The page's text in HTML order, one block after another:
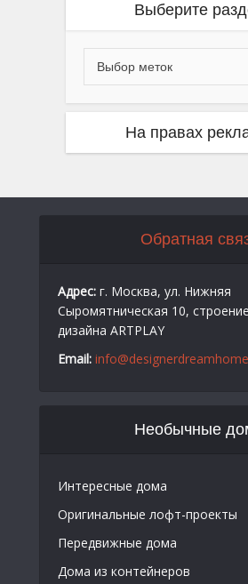
Выберите
На правах
Обратная
Адрес: г. Москва, ул. Нижняя
Сыромятническая 10,
дизайна ARTPLAY
Email:
Необычные
Интересные дома
Оригинальные лофт-проекты
Передвижные дома
Дома из контейнеров